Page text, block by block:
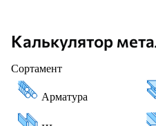
Калькулятор